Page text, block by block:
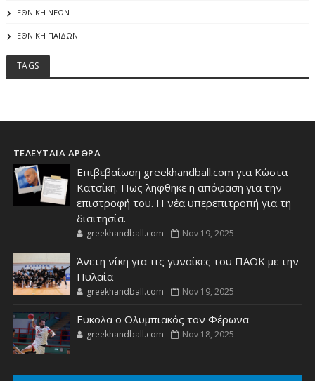
ΕΘΝΙΚΗ ΝΕΩΝ
ΕΘΝΙΚΗ ΠΑΙΔΩΝ
TAGS
ΤΕΛΕΥΤΑΙΑ ΑΡΘΡΑ
Επιβεβαίωση greekhandball.com για Κώστα
Κατσίκη. Πως ληφθηκε η απόφαση για την
επιστροφή του. Η νέα υπερεπιτροπή για τη
διαιτησία.
greekhandball.com Nov 19, 2025
Άνετη νίκη για τις γυναίκες του ΠΑΟΚ με την
Πυλαία
greekhandball.com Nov 19, 2025
Ευκολα ο Ολυμπιακός τον Φέρωνα
greekhandball.com Nov 18, 2025